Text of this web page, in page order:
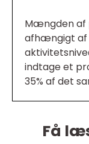
Mængden af
afhængigt af
indtage et
35% af det
Få